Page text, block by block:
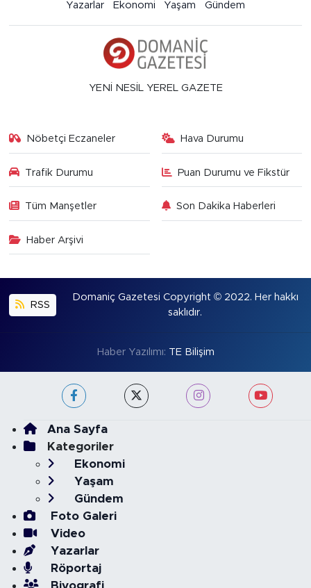
Yazarlar Ekonomi Yaşam Gündem
YENİ NESİL YEREL GAZETE
Nöbetçi Eczaneler Hava Durumu
Trafik Durumu Puan Durumu ve Fikstür
Tüm Manşetler Son Dakika Haberleri
Haber Arşivi
RSS
Domaniç Gazetesi Copyright © 2022. Her hakkı
saklıdır.
Haber Yazılımı: TE Bilişim
Ana Sayfa
Kategoriler
Ekonomi
Yaşam
Gündem
Foto Galeri
Video
Yazarlar
Röportaj
Biyografi